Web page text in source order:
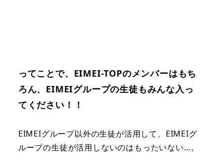
ってことで、EIMEI-TOPのメンバーはもち
ろん、EIMEIグループの生徒もみんな入っ
てください！！
EIMEIグループ以外の生徒が活用して、EIMEIグ
ループの生徒が活用しないのはもったいない…。